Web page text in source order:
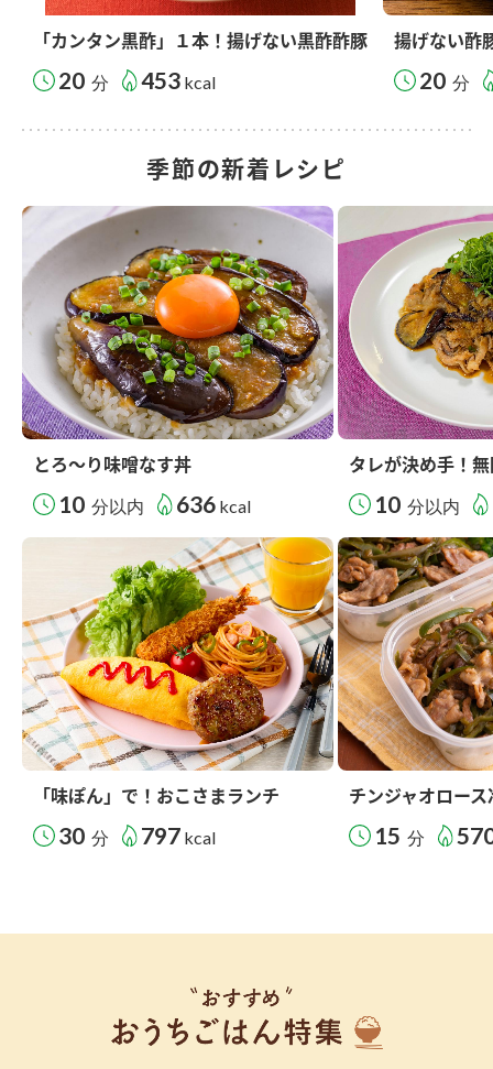
「カンタン黒酢」１本！揚げない黒酢酢豚
20 分 453 kcal
揚げない酢
20 分
季節の新着レシピ
とろ～り味噌なす丼
10 分以内 636 kcal
タレが決め手！
10 分以内
「味ぽん」で！おこさまランチ
30 分 797 kcal
チンジャオロー
15 分